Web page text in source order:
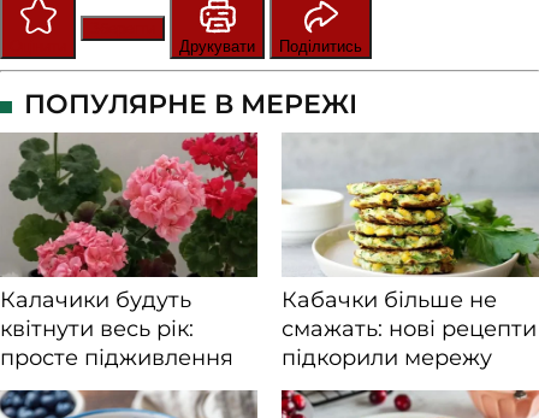
Друкувати
Поділитись